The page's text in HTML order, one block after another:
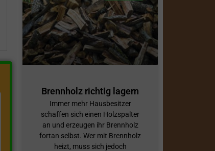
Brennholz richtig lagern
Immer mehr Hausbesitzer
schaffen sich einen Holzspalter
an und erzeugen ihr Brennholz
fortan selbst. Wer mit Brennholz
heizt, muss sich jedoch